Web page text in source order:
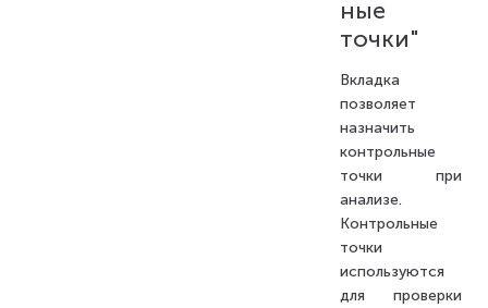
ные
точки"
Вкладка
позволяет
назначить
контрольные
точки при
анализе.
Контрольные
точки
используются
для проверки